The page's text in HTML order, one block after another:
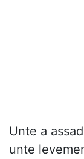
Unte a
unte